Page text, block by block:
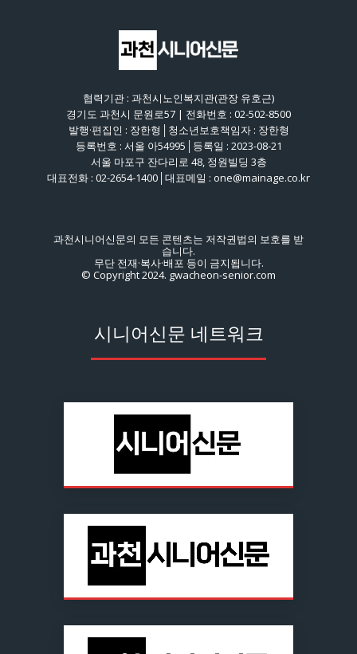
협력기관 : 과천시노인복지관(관장 유호근)
경기도 과천시 문원로57 | 전화번호 : 02-502-8500
발행·편집인 : 장한형│청소년보호책임자 : 장한형
등록번호 : 서울 아54995│등록일 : 2023-08-21
서울 마포구 잔다리로 48, 정원빌딩 3층
대표전화 : 02-2654-1400│대표메일 : one@mainage.co.kr
과천시니어신문의 모든 콘텐츠는 저작권법의 보호를 받
습니다.
무단 전재·복사·배포 등이 금지됩니다.
© Copyright 2024. gwacheon-senior.com
시니어신문 네트워크